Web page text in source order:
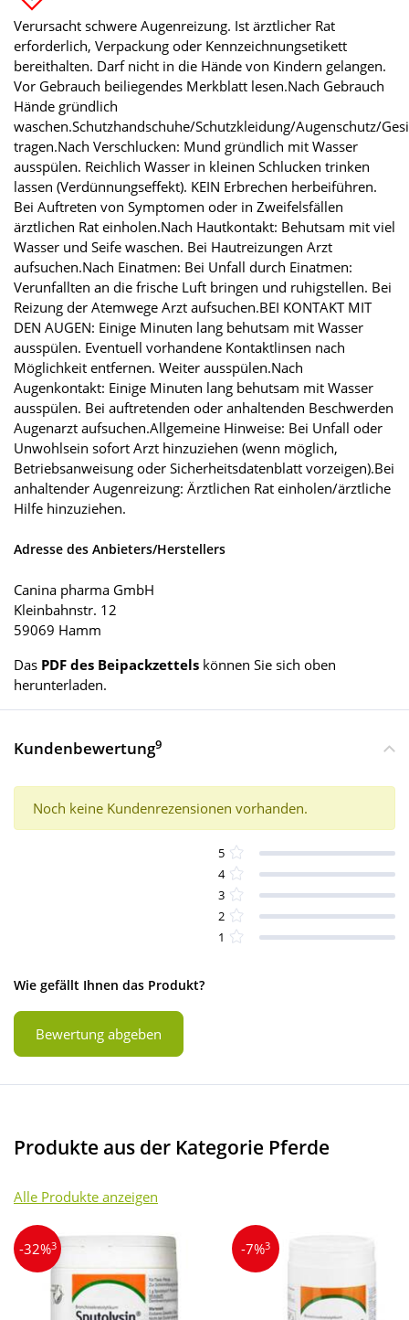
Verursacht schwere Augenreizung. Ist ärztlicher Rat
erforderlich, Verpackung oder Kennzeichnungsetikett
bereithalten. Darf nicht in die Hände von Kindern gelangen.
Vor Gebrauch beiliegendes Merkblatt lesen.Nach Gebrauch
Hände gründlich
waschen.Schutzhandschuhe/Schutzkleidung/Augenschutz/
tragen.Nach Verschlucken: Mund gründlich mit Wasser
ausspülen. Reichlich Wasser in kleinen Schlucken trinken
lassen (Verdünnungseffekt). KEIN Erbrechen herbeiführen.
Bei Auftreten von Symptomen oder in Zweifelsfällen
ärztlichen Rat einholen.Nach Hautkontakt: Behutsam mit viel
Wasser und Seife waschen. Bei Hautreizungen Arzt
aufsuchen.Nach Einatmen: Bei Unfall durch Einatmen:
Verunfallten an die frische Luft bringen und ruhigstellen. Bei
Reizung der Atemwege Arzt aufsuchen.BEI KONTAKT MIT
DEN AUGEN: Einige Minuten lang behutsam mit Wasser
ausspülen. Eventuell vorhandene Kontaktlinsen nach
Möglichkeit entfernen. Weiter ausspülen.Nach
Augenkontakt: Einige Minuten lang behutsam mit Wasser
ausspülen. Bei auftretenden oder anhaltenden Beschwerden
Augenarzt aufsuchen.Allgemeine Hinweise: Bei Unfall oder
Unwohlsein sofort Arzt hinzuziehen (wenn möglich,
Betriebsanweisung oder Sicherheitsdatenblatt vorzeigen).Bei
anhaltender Augenreizung: Ärztlichen Rat einholen/ärztliche
Hilfe hinzuziehen.
Adresse des Anbieters/Herstellers
Canina pharma GmbH
Kleinbahnstr. 12
59069 Hamm
Das PDF des Beipackzettels können Sie sich oben
herunterladen.
Kundenbewertung9
Noch keine Kundenrezensionen vorhanden.
5
4
3
2
1
Wie gefällt Ihnen das Produkt?
Bewertung abgeben
Produkte aus der Kategorie Pferde
Alle Produkte anzeigen
-32%3 -7%3